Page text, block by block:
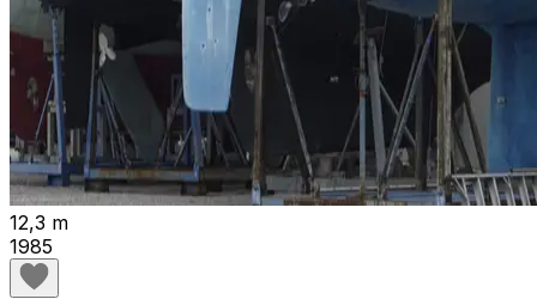
12,3 m
1985